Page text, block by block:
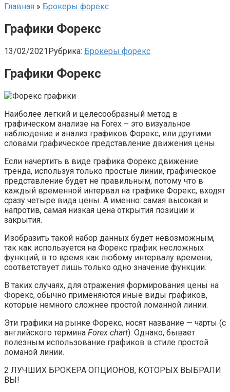
Главная » Брокеры форекс
Графики Форекс
13/02/2021Рубрика: Брокеры форекс
Графики Форекс
Наиболее легкий и целесообразный метод в
графическом анализе на Forex – это визуальное
наблюдение и анализ графиков Форекс, или другими
словами графическое представление движения цены.
Если начертить в виде графика Форекс движение
тренда, используя только простые линии, графическое
представление будет не правильным, потому что в
каждый временной интервал на графике Форекс, входят
сразу четыре вида цены. А именно: самая высокая и
напротив, самая низкая цена открытия позиции и
закрытия.
Изобразить такой набор данных будет невозможным,
так как используется на Форекс график несложных
функций, в то время как любому интервалу времени,
соответствует лишь только одно значение функции.
В таких случаях, для отражения формирования цены на
Форекс, обычно применяются иные виды графиков,
которые немного сложнее простой ломанной линии.
Эти графики на рынке Форекс, носят название — чарты (с
английского термина Forex chart). Однако, бывает
полезным использование графиков в стиле простой
ломаной линии.
2 ЛУЧШИХ БРОКЕРА ОПЦИОНОВ, КОТОРЫХ ВЫБРАЛИ
ВЫ!